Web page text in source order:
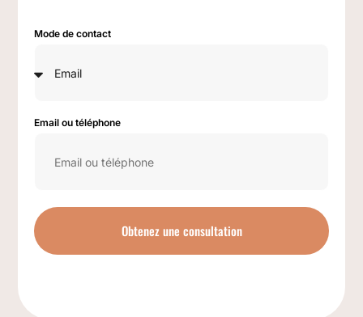
Mode de contact
Email ou téléphone
Obtenez une consultation